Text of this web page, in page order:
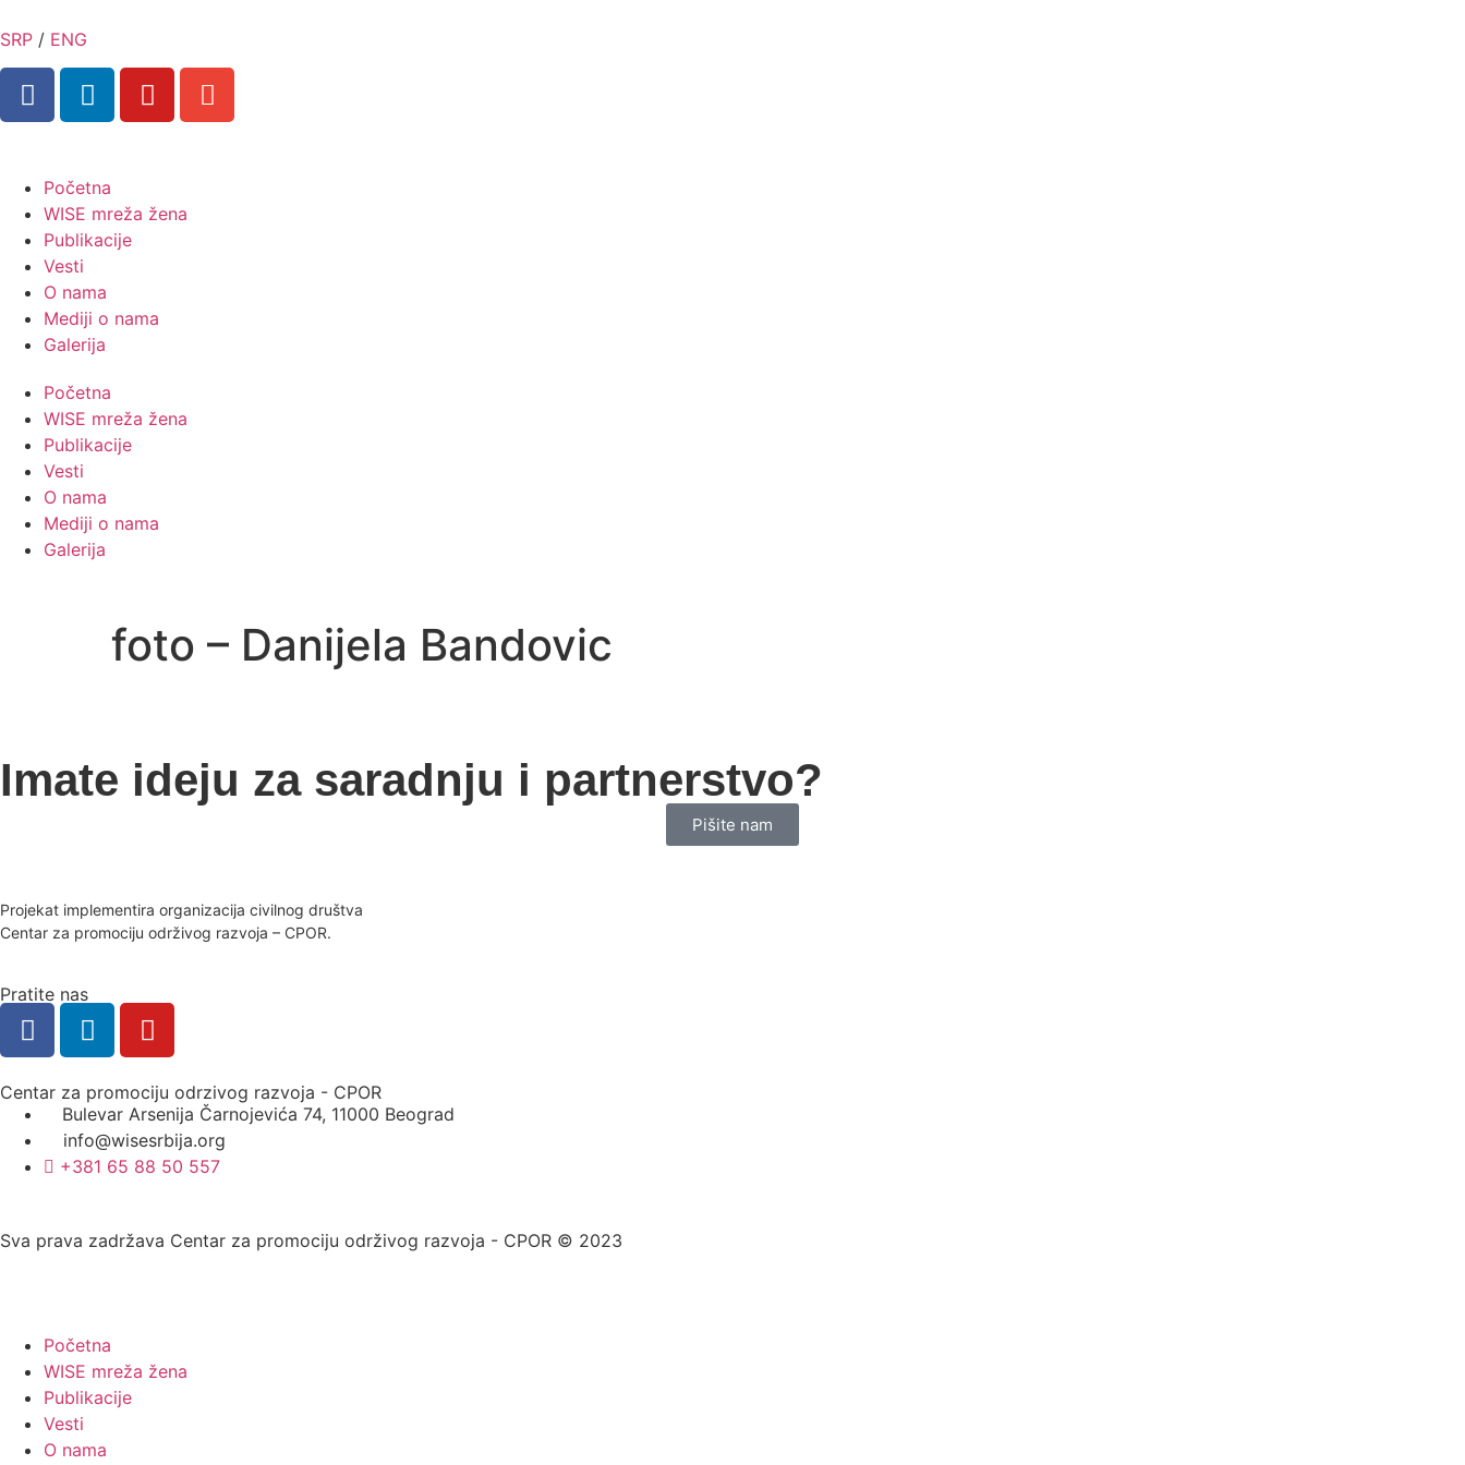
SRP / ENG
Početna
WISE mreža žena
Publikacije
Vesti
O nama
Mediji o nama
Galerija
Početna
WISE mreža žena
Publikacije
Vesti
O nama
Mediji o nama
Galerija
foto – Danijela Bandovic
Imate ideju za saradnju i partnerstvo?
Pišite nam
Projekat implementira organizacija civilnog društva
Centar za promociju održivog razvoja – CPOR.
Pratite nas
Centar za promociju odrzivog razvoja - CPOR
Bulevar Arsenija Čarnojevića 74, 11000 Beograd
info@wisesrbija.org
+381 65 88 50 557
Sva prava zadržava Centar za promociju održivog razvoja - CPOR © 2023
Početna
WISE mreža žena
Publikacije
Vesti
O nama